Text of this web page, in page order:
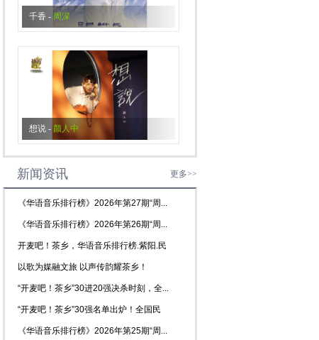
千香 - 周深
想说 - 颜人中
新闻资讯 更多>>
《华语音乐排行榜》2026年第27期“周...
《华语音乐排行榜》2026年第26期“周...
开麦吧！茶乡，华语音乐排行榜.紫阳.民
歌...
以歌为媒融文旅 以声传韵耀茶乡！
2026...
“开麦吧！茶乡”30进20强决杀时刻，全...
“开麦吧！茶乡”30强名单出炉！全国民
歌...
《华语音乐排行榜》2026年第25期“周...